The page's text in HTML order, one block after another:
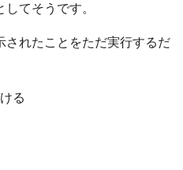
てそうです。
れたことをただ実行するだ
る